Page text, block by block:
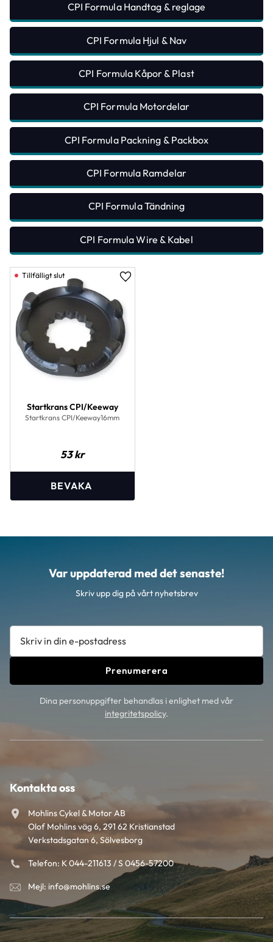
CPI Formula Handtag & reglage
CPI Formula Hjul & Nav
CPI Formula Kåpor & Plast
CPI Formula Motordelar
CPI Formula Packning & Packbox
CPI Formula Ramdelar
CPI Formula Tändning
CPI Formula Wire & Kabel
Startkrans CPI/Keeway
Startkrans CPI/Keeway16mm
53kr
Lägg till i favoriter
Var uppdaterad med det senaste!
Skriv upp dig på vårt nyhetsbrev
Prenumerera
Dina personuppgifter behandlas i enlighet med vår
integritetspolicy.
Kontakta oss
Mohlins Cykel & Motor AB
Olof Mohlins väg 6, 291 62 Kristianstad
Verkstadsgatan 6, Sölvesborg
Telefon: K 044-211613 / S 0456-57200
Mejl: info@mohlins.se